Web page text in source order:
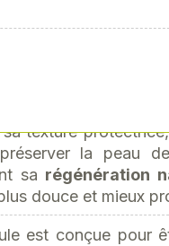
lagraisse à
formulé pour
des humains et
sa texture
la peau
sa régénération
douce et mieux
est conçue pour